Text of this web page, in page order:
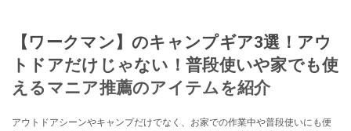
【ワークマン】のキャンプギア3選！アウ
トドアだけじゃない！普段使いや家でも使
えるマニア推薦のアイテムを紹介
アウトドアシーンやキャンプだけでなく、お家での作業中や普段使いにも便